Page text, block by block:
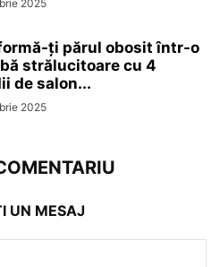
2025
ți părul obosit într-o
strălucitoare cu 4
de salon...
2025
UN MESAJ